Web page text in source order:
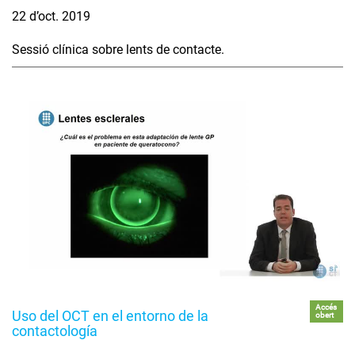
22 d’oct. 2019
Sessió clínica sobre lents de contacte.
Uso del OCT en el entorno de la
contactología
Accés
obert